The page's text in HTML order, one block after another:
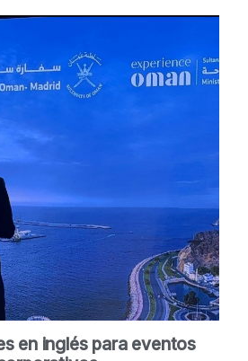
en inglés para eventos